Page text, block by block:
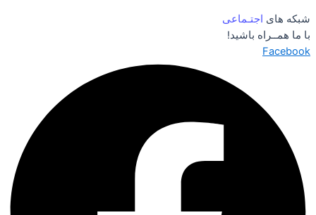
شبکه های اجتـماعی
با ما همــراه باشید!
Facebook